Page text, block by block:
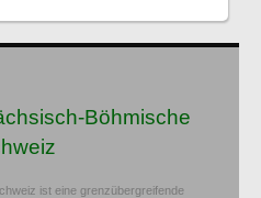
Böhmische
ist eine grenzübergreifende